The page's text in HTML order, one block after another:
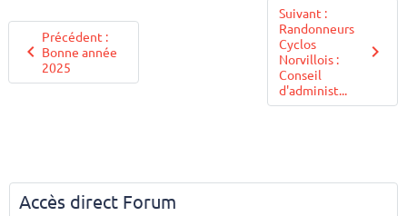
Précédent :
Bonne année
2025
Suivant :
Randonneurs
Cyclos
Norvillois :
Conseil
d'administ...
Accès direct Forum